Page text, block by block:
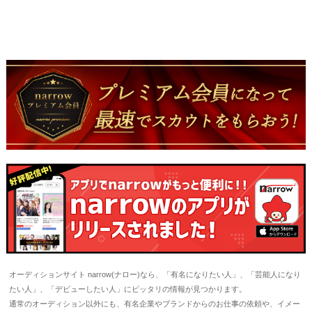
オーディションサイト narrow(ナロー)なら、「有名になりたい人」、「芸能人になり
たい人」、「デビューしたい人」にピッタリの情報が見つかります。
通常のオーディション以外にも、有名企業やブランドからのお仕事の依頼や、イメー